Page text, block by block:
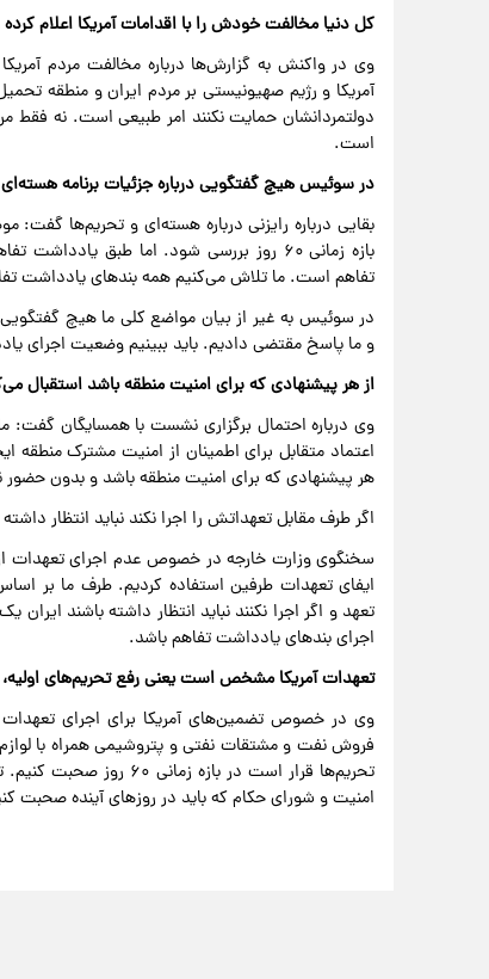
کل دنیا مخالفت خودش را با اقدامات آمریکا اعلام
وی در واکنش به گزارش‌ها درباره مخالفت مردم
آمریکا و رژیم صهیونیستی بر مردم ایران و منطقه
دولتمردانشان حمایت نکنند امر طبیعی است. نه فقط
است.
در سوئیس هیچ گفتگویی درباره جزئیات برنامه
بقایی درباره رایزنی درباره هسته‌ای و تحریم‌ها
بازه زمانی ۶۰ روز بررسی شود. اما طبق
تفاهم است. ما تلاش می‌کنیم همه بندهای یادداشت
در سوئیس به غیر از بیان مواضع کلی ما هیچ گفتگویی
و ما پاسخ مقتضی دادیم. باید ببینیم وضعیت اجرای
از هر پیشنهادی که برای امنیت منطقه باشد استقبال
وی درباره احتمال برگزاری نشست با همسایگان گفت:
اعتماد متقابل برای اطمینان از امنیت مشترک منطقه
هر پیشنهادی که برای امنیت منطقه باشد و بدون
اگر طرف مقابل تعهداتش را اجرا نکند نباید انتظار
سخنگوی وزارت خارجه در خصوص عدم اجرای تعهدات از
ایفای تعهدات طرفین استفاده کردیم. طرف ما بر
تعهد و اگر اجرا نکنند نباید انتظار داشته باشند
اجرای بندهای یادداشت تفاهم باشد.
تعهدات آمریکا مشخص است یعنی رفع تحریم‌های
وی در خصوص تضمین‌های آمریکا برای اجرای
فروش نفت و مشتقات نفتی و پتروشیمی همراه با
تحریم‌ها قرار است در
امنیت و شورای حکام که باید در روزهای آینده صحبت